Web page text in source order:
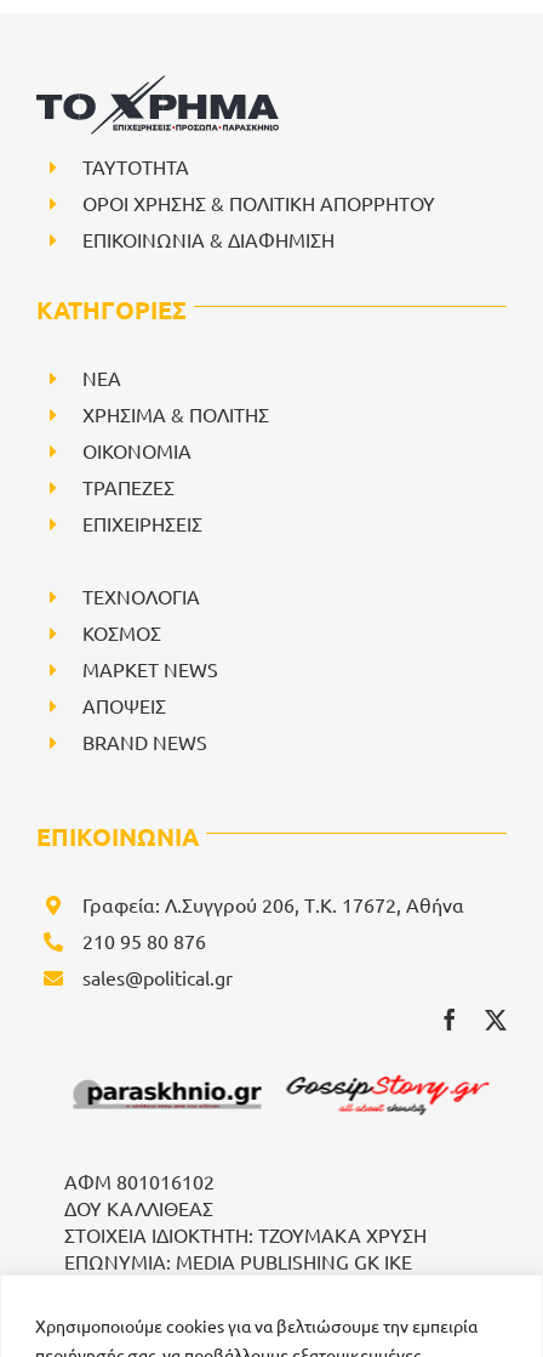
Χρησιμοποιούμε cookies για να βελτιώσουμε την εμπειρία
ΤΑΥΤΟΤΗΤΑ
ΟΡΟΙ ΧΡΗΣΗΣ & ΠΟΛΙΤΙΚΗ ΑΠΟΡΡΗΤΟΥ
ΕΠΙΚΟΙΝΩΝΙΑ & ΔΙΑΦΗΜΙΣΗ
ΚΑΤΗΓΟΡΙΕΣ
NEA
ΧΡΗΣΙΜΑ & ΠΟΛΙΤΗΣ
ΟΙΚΟΝΟΜΙΑ
ΤΡΑΠΕΖΕΣ
ΕΠΙΧΕΙΡΗΣΕΙΣ
ΤΕΧΝΟΛΟΓΙΑ
ΚΟΣΜΟΣ
ΜΑΡΚΕΤ NEWS
ΑΠΟΨΕΙΣ
BRAND NEWS
ΕΠΙΚΟΙΝΩΝΙΑ
Γραφεία: Λ.Συγγρού 206, Τ.Κ. 17672, Αθήνα
210 95 80 876
sales@political.gr
ΑΦΜ 801016102
ΔΟΥ ΚΑΛΛΙΘΕΑΣ
ΣΤΟΙΧΕΙΑ ΙΔΙΟΚΤΗΤΗ: ΤΖΟΥΜΑΚΑ ΧΡΥΣΗ
ΕΠΩΝΥΜΙΑ: MEDIA PUBLISHING GK IKE